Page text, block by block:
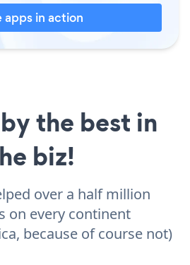
apps in action
the best in
biz!
over a half million
on every continent
because of course not)